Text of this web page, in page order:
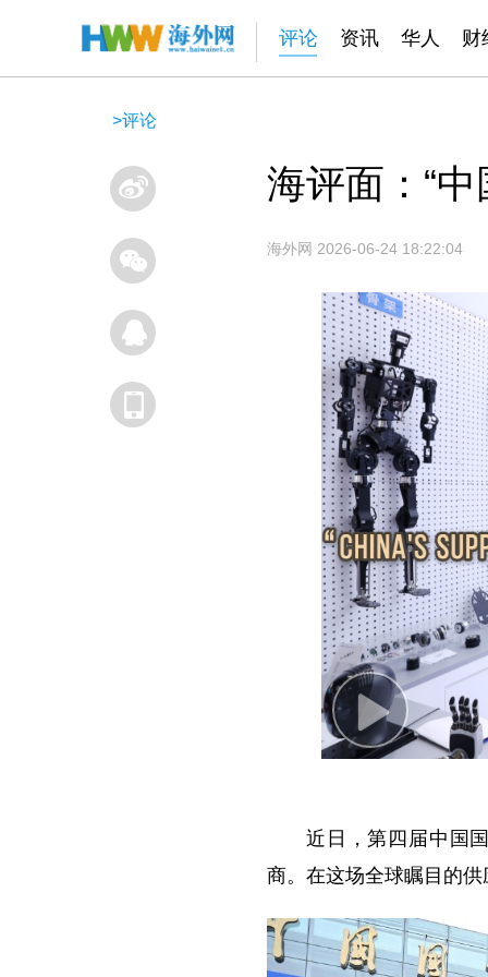
评论 资讯 华人 财
>评论
海评面：“
海外网 2026-06-24 18:22:04
P
l
y
V
i
d
e
近日，第四届中国
商。在这场全球瞩目的供